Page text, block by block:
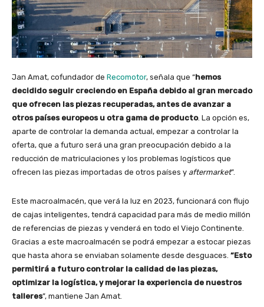
Jan Amat, cofundador de Recomotor, señala que “hemos
decidido seguir creciendo en España debido al gran mercado
que ofrecen las piezas recuperadas, antes de avanzar a
otros países europeos u otra gama de producto. La opción es,
aparte de controlar la demanda actual, empezar a controlar la
oferta, que a futuro será una gran preocupación debido a la
reducción de matriculaciones y los problemas logísticos que
ofrecen las piezas importadas de otros países y aftermarket”.
Este macroalmacén, que verá la luz en 2023, funcionará con flujo
de cajas inteligentes, tendrá capacidad para más de medio millón
de referencias de piezas y venderá en todo el Viejo Continente.
Gracias a este macroalmacén se podrá empezar a estocar piezas
que hasta ahora se enviaban solamente desde desguaces. “Esto
permitirá a futuro controlar la calidad de las piezas,
optimizar la logística, y mejorar la experiencia de nuestros
talleres”, mantiene Jan Amat.